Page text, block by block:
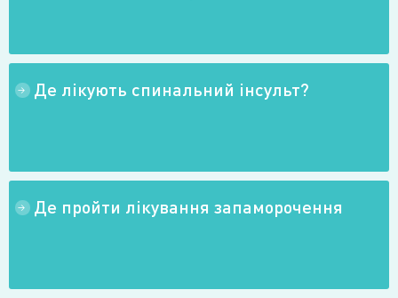
→ Де лікують спинальний інсульт?
→
Де пройти лікування запаморочення